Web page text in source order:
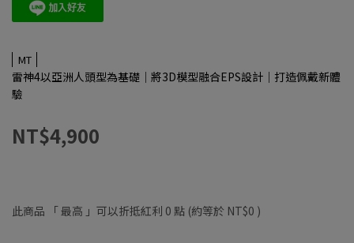
MT
雷神4以亞洲人頭型為基礎｜將3D模型融合EPS設計｜打造佩戴新體
驗
NT$4,900
此商品 「 最高 」可以折抵紅利 0 點 (約等於 NT$0 )